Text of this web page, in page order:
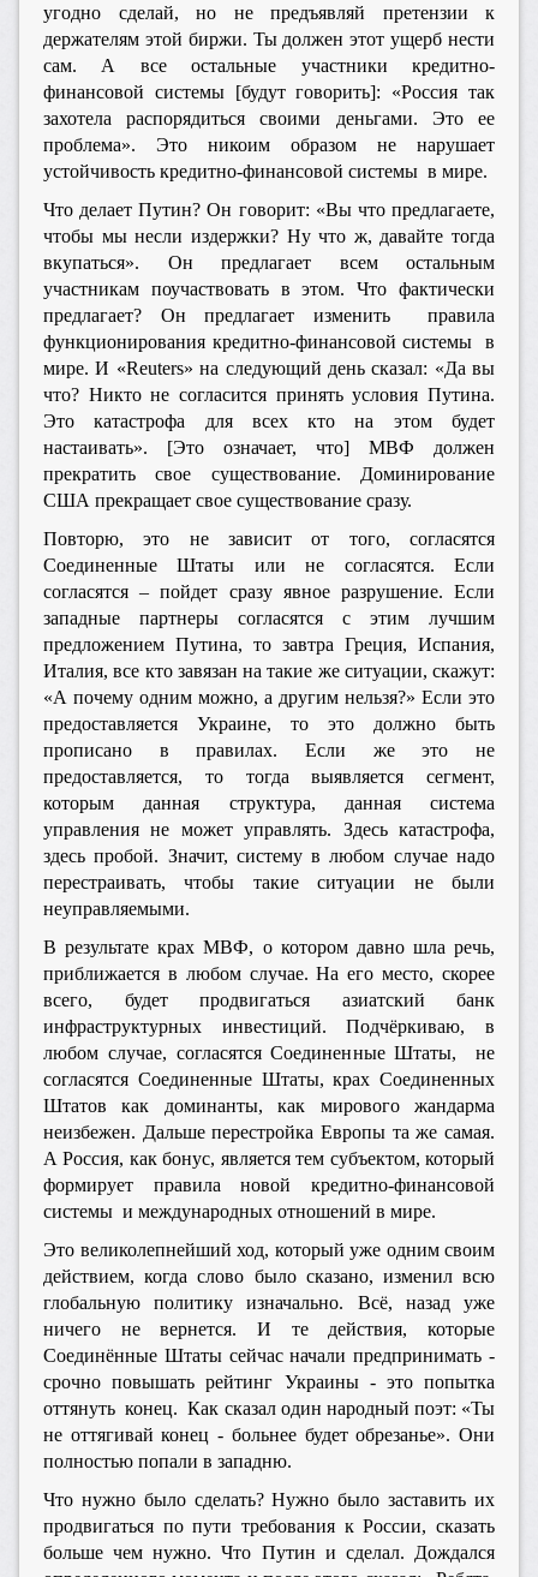
угодно сделай, но не предъявляй претензии к
держателям этой биржи. Ты должен этот ущерб нести
сам. А все остальные участники кредитно-
финансовой системы [будут говорить]: «Россия так
захотела распорядиться своими деньгами. Это ее
проблема». Это никоим образом не нарушает
устойчивость кредитно-финансовой системы в мире.
Что делает Путин? Он говорит: «Вы что предлагаете,
чтобы мы несли издержки? Ну что ж, давайте тогда
вкупаться». Он предлагает всем остальным
участникам поучаствовать в этом. Что фактически
предлагает? Он предлагает изменить правила
функционирования кредитно-финансовой системы в
мире. И «Reuters» на следующий день сказал: «Да вы
что? Никто не согласится принять условия Путина.
Это катастрофа для всех кто на этом будет
настаивать». [Это означает, что] МВФ должен
прекратить свое существование. Доминирование
США прекращает свое существование сразу.
Повторю, это не зависит от того, согласятся
Соединенные Штаты или не согласятся. Если
согласятся – пойдет сразу явное разрушение. Если
западные партнеры согласятся с этим лучшим
предложением Путина, то завтра Греция, Испания,
Италия, все кто завязан на такие же ситуации, скажут:
«А почему одним можно, а другим нельзя?» Если это
предоставляется Украине, то это должно быть
прописано в правилах. Если же это не
предоставляется, то тогда выявляется сегмент,
которым данная структура, данная система
управления не может управлять. Здесь катастрофа,
здесь пробой. Значит, систему в любом случае надо
перестраивать, чтобы такие ситуации не были
неуправляемыми.
В результате крах МВФ, о котором давно шла речь,
приближается в любом случае. На его место, скорее
всего, будет продвигаться азиатский банк
инфраструктурных инвестиций. Подчёркиваю, в
любом случае, согласятся Соединенные Штаты, не
согласятся Соединенные Штаты, крах Соединенных
Штатов как доминанты, как мирового жандарма
неизбежен. Дальше перестройка Европы та же самая.
А Россия, как бонус, является тем субъектом, который
формирует правила новой кредитно-финансовой
системы и международных отношений в мире.
Это великолепнейший ход, который уже одним своим
действием, когда слово было сказано, изменил всю
глобальную политику изначально. Всё, назад уже
ничего не вернется. И те действия, которые
Соединённые Штаты сейчас начали предпринимать -
срочно повышать рейтинг Украины - это попытка
оттянуть конец. Как сказал один народный поэт: «Ты
не оттягивай конец - больнее будет обрезанье». Они
полностью попали в западню.
Что нужно было сделать? Нужно было заставить их
продвигаться по пути требования к России, сказать
больше чем нужно. Что Путин и сделал. Дождался